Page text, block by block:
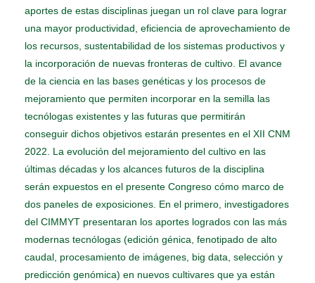
aportes de estas disciplinas juegan un rol clave para lograr
una mayor productividad, eficiencia de aprovechamiento de
los recursos, sustentabilidad de los sistemas productivos y
la incorporación de nuevas fronteras de cultivo. El avance
de la ciencia en las bases genéticas y los procesos de
mejoramiento que permiten incorporar en la semilla las
tecnólogas existentes y las futuras que permitirán
conseguir dichos objetivos estarán presentes en el XII CNM
2022. La evolución del mejoramiento del cultivo en las
últimas décadas y los alcances futuros de la disciplina
serán expuestos en el presente Congreso cómo marco de
dos paneles de exposiciones. En el primero, investigadores
del CIMMYT presentaran los aportes logrados con las más
modernas tecnólogas (edición génica, fenotipado de alto
caudal, procesamiento de imágenes, big data, selección y
predicción genómica) en nuevos cultivares que ya están